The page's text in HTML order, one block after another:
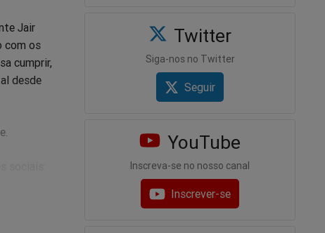
Jair
com os
cumprir,
desde
gás
R$
Twitter
Siga-nos no Twitter
Seguir
YouTube
Inscreva-se no nosso canal
Inscrever-se